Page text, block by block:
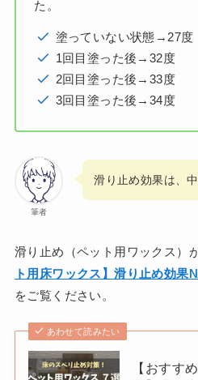
た。
塗っていない状態→27度
1回目塗った後→32度
2回目塗った後→33度
3回目塗った後→34度
筆者
滑り止め効果は、中
滑り止め（ペット用ワックス）
ト用床ワックス】滑り止め効果
をご覧ください。
あわせて読みたい
【おすす